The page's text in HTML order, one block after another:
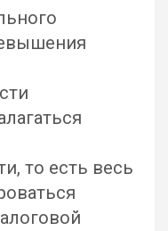
то есть весь